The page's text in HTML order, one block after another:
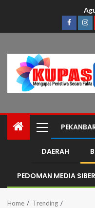
DAERAH
PEDOMAN MEDIA SIBER
Home
Trending